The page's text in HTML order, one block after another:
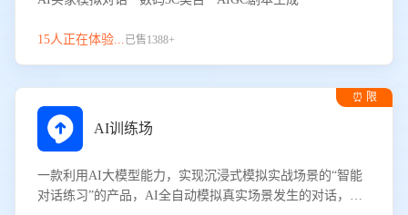
15人正在体验...已售1388+
⏰ 限
AI训练场
一款利用AI大模型能力，实现沉浸式模拟实战场景的“智能
对话练习”的产品，AI全自动模拟真实场景发生的对话，企